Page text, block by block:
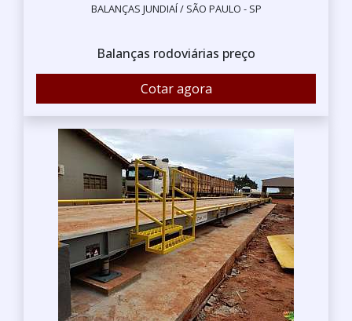
BALANÇAS JUNDIAÍ / SÃO PAULO - SP
Balanças rodoviárias preço
Cotar agora